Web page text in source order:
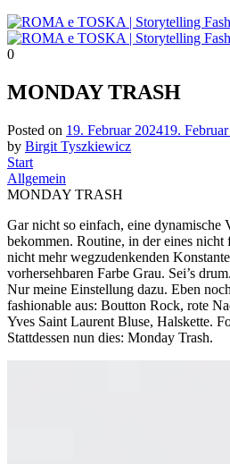
0
MONDAY TRASH
Posted on 19. Februar 202419.
by Birgit Tyszkiewicz
Start
Allgemein
MONDAY TRASH
Gar nicht so einfach, eine dynamische
bekommen. Routine, in der eines nicht
nicht mehr wegzudenkenden
vorhersehbaren Farbe Grau. Sei’s
Nur meine Einstellung dazu. Eben
fashionable aus: Boutton Rock, rote
Yves Saint Laurent Bluse, Halskette.
Stattdessen nun dies: Monday Trash.